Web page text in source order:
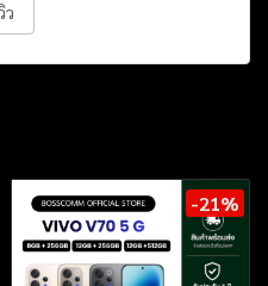
ว
-21%